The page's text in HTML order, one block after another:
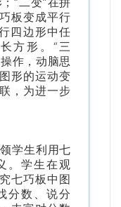
板变成平行
四边形中任
方形。“三
作，动脑思
形的运动变
，为进一步
学生利用七
。学生在观
七巧板中图
分数、说分